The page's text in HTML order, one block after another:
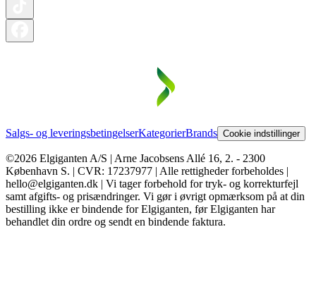
Salgs- og leveringsbetingelserKategorierBrands Cookie indstillinger
©2026 Elgiganten A/S | Arne Jacobsens Allé 16, 2. - 2300
København S. | CVR: 17237977 | Alle rettigheder forbeholdes |
hello@elgiganten.dk | Vi tager forbehold for tryk- og korrekturfejl
samt afgifts- og prisændringer. Vi gør i øvrigt opmærksom på at din
bestilling ikke er bindende for Elgiganten, før Elgiganten har
behandlet din ordre og sendt en bindende faktura.